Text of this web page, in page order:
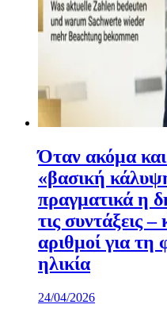
Όταν ακόμα
«βασική
πραγματικά η
τις συντάξεις
αριθμοί για τη
ηλικία
24/04/2026